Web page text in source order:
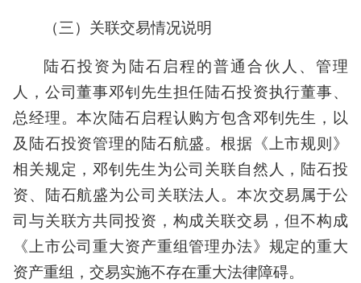
（三）关联交易情况说明
陆石投资为陆石启程的普通合伙人、管理
人，公司董事邓钊先生担任陆石投资执行董事、
总经理。本次陆石启程认购方包含邓钊先生，以
及陆石投资管理的陆石航盛。根据《上市规则》
相关规定，邓钊先生为公司关联自然人，陆石投
资、陆石航盛为公司关联法人。本次交易属于公
司与关联方共同投资，构成关联交易，但不构成
《上市公司重大资产重组管理办法》规定的重大
资产重组，交易实施不存在重大法律障碍。